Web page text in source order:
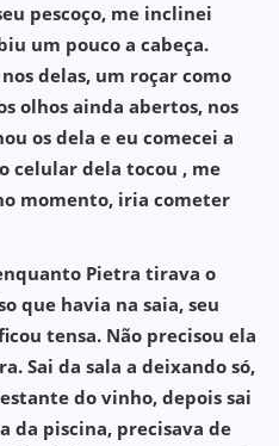
pescoço, me inclinei
um pouco a cabeça.
delas, um roçar como
olhos ainda abertos, nos
os dela e eu comecei a
celular dela tocou , me
momento, iria cometer
Pietra tirava o
que havia na saia, seu
tensa. Não precisou ela
Sai da sala a deixando só,
do vinho, depois sai
da piscina, precisava de